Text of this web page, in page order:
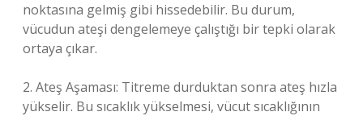
noktasına gelmiş gibi hissedebilir. Bu durum,
vücudun ateşi dengelemeye çalıştığı bir tepki olarak
ortaya çıkar.
2. Ateş Aşaması: Titreme durduktan sonra ateş hızla
yükselir. Bu sıcaklık yükselmesi, vücut sıcaklığının